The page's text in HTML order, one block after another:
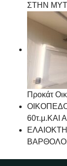
ΣΤΗΝ
Προκάτ
60τ.μ.ΚΑΙ